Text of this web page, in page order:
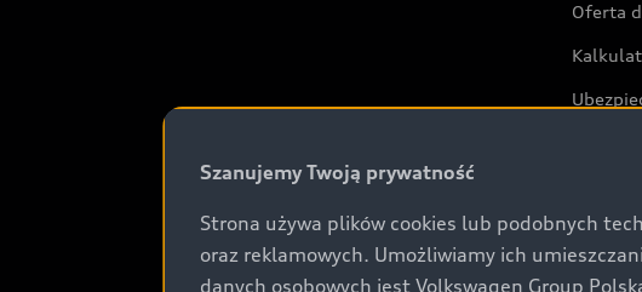
Szanujemy Twoją prywatność
Strona używa plików cookies lub podobnych
oraz reklamowych. Umożliwiamy ich
danych osobowych jest Volkswagen Group
Oferta
Audi